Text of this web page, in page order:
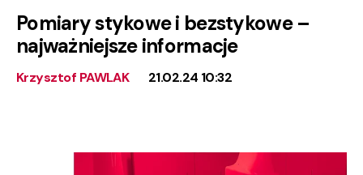
Pomiary stykowe i bezstykowe –
najważniejsze informacje
Krzysztof PAWLAK 21.02.24 10:32